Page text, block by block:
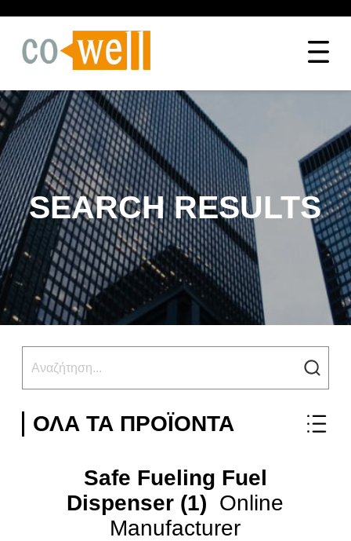
SEARCH RESULTS
ΌΛΑ ΤΑ ΠΡΟΪΌΝΤΑ
Safe Fueling Fuel
Dispenser (1) Online
Manufacturer